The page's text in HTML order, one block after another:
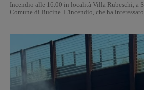
Incendio alle 16.00 in località Villa Rubeschi, a
Comune di Bucine. L'incendio, che ha interessato